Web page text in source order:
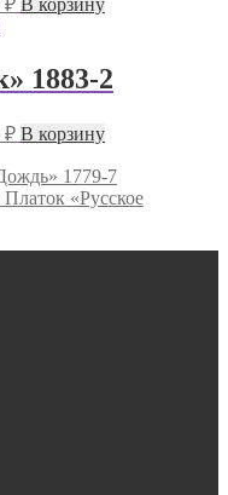
₽
цена:
В корзину
1883-2
₽.
₽Текущая
цена:
7890,00 ₽.
В корзину
1779-7
Платок «Русское